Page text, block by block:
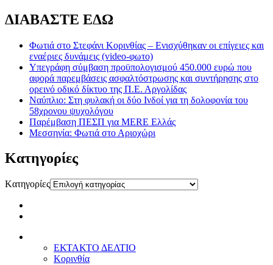
ΔΙΑΒΑΣΤΕ ΕΔΩ
Φωτιά στο Στεφάνι Κορινθίας – Ενισχύθηκαν οι επίγειες και
εναέριες δυνάμεις (video-φωτο)
Υπεγράφη σύμβαση προϋπολογισμού 450.000 ευρώ που
αφορά παρεμβάσεις ασφαλτόστρωσης και συντήρησης στο
ορεινό οδικό δίκτυο της Π.Ε. Αργολίδας
Ναύπλιο: Στη φυλακή οι δύο Ινδοί για τη δολοφονία του
58χρονου ψυχολόγου
Παρέμβαση ΠΕΣΠ για MERE Ελλάς
Μεσσηνία: Φωτιά στο Αριοχώρι
Kατηγορίες
Kατηγορίες
ΕΚΤΑΚΤΟ ΔΕΛΤΙΟ
Κορινθία